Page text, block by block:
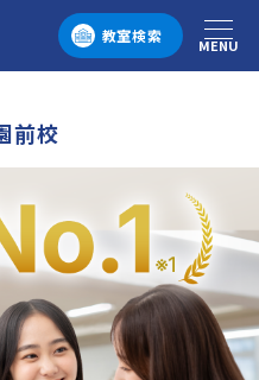
教室検索
メニュー
MENU
前校